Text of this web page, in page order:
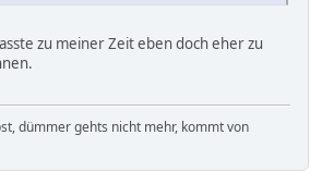
zu meiner Zeit eben doch eher zu
dümmer gehts nicht mehr, kommt von